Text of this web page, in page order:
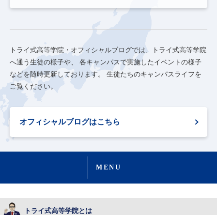
トライ式高等学院・オフィシャルブログでは、トライ式高等学院
へ通う生徒の様子や、
各キャンパスで実施したイベントの様子
などを随時更新しております。
生徒たちのキャンパスライフを
ご覧ください。
オフィシャルブログはこちら
MENU
トライ式高等学院とは